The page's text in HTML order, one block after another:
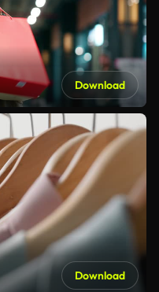
Download
Download